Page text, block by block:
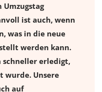
Umzugstag
ist auch, wenn
was in die neue
werden kann.
schneller erledigt,
wurde. Unsere
auf